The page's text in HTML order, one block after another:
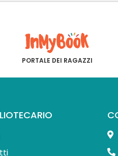
PORTALE DEI RAGAZZI